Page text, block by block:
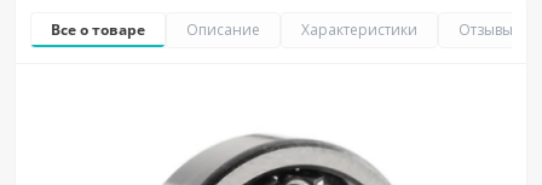
Все о товаре Описание Характеристики Отзывы